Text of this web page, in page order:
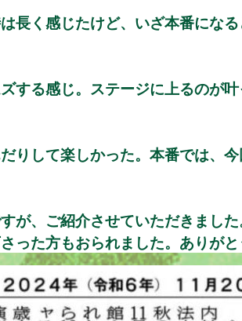
長く感じたけど、いざ本番にな
する感じ。ステージに上るのが
りして楽しかった。本番では、
が、ご紹介させていただきました
った方もおられました。ありがと